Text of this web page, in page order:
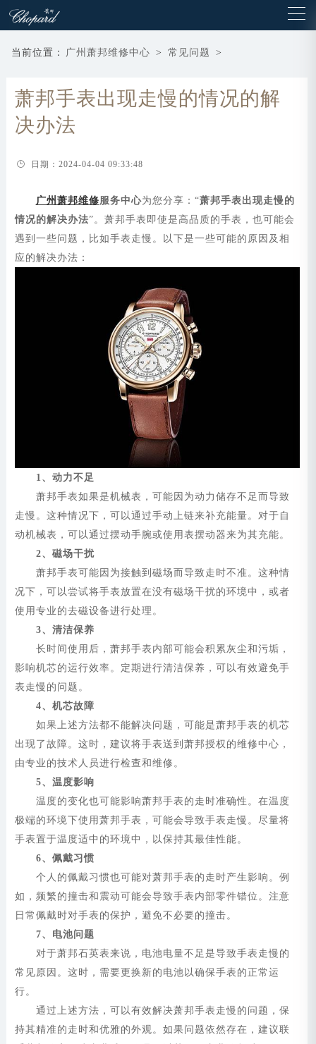
当前位置： 广州萧邦维修中心 > 常见问题 >
萧邦手表出现走慢的情况的解
决办法
日期：2024-04-04 09:33:48
广州萧邦维修服务中心为您分享：“萧邦手表出现走慢的
情况的解决办法”。萧邦手表即使是高品质的手表，也可能会
遇到一些问题，比如手表走慢。以下是一些可能的原因及相
应的解决办法：
1、动力不足
萧邦手表如果是机械表，可能因为动力储存不足而导致
走慢。这种情况下，可以通过手动上链来补充能量。对于自
动机械表，可以通过摆动手腕或使用表摆动器来为其充能。
2、磁场干扰
萧邦手表可能因为接触到磁场而导致走时不准。这种情
况下，可以尝试将手表放置在没有磁场干扰的环境中，或者
使用专业的去磁设备进行处理。
3、清洁保养
长时间使用后，萧邦手表内部可能会积累灰尘和污垢，
影响机芯的运行效率。定期进行清洁保养，可以有效避免手
表走慢的问题。
4、机芯故障
如果上述方法都不能解决问题，可能是萧邦手表的机芯
出现了故障。这时，建议将手表送到萧邦授权的维修中心，
由专业的技术人员进行检查和维修。
5、温度影响
温度的变化也可能影响萧邦手表的走时准确性。在温度
极端的环境下使用萧邦手表，可能会导致手表走慢。尽量将
手表置于温度适中的环境中，以保持其最佳性能。
6、佩戴习惯
个人的佩戴习惯也可能对萧邦手表的走时产生影响。例
如，频繁的撞击和震动可能会导致手表内部零件错位。注意
日常佩戴时对手表的保护，避免不必要的撞击。
7、电池问题
对于萧邦石英表来说，电池电量不足是导致手表走慢的
常见原因。这时，需要更换新的电池以确保手表的正常运
行。
通过上述方法，可以有效解决萧邦手表走慢的问题，保
持其精准的走时和优雅的外观。如果问题依然存在，建议联